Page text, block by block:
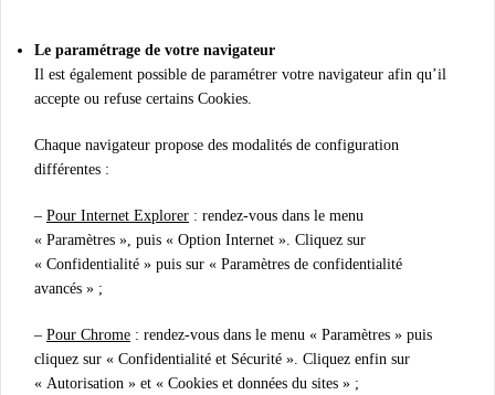
Le paramétrage de votre navigateur
Il est également possible de paramétrer votre navigateur afin qu’il
accepte ou refuse certains Cookies.
Chaque navigateur propose des modalités de configuration
différentes :
– Pour Internet Explorer : rendez-vous dans le menu
« Paramètres », puis « Option Internet ». Cliquez sur
« Confidentialité » puis sur « Paramètres de confidentialité
avancés » ;
– Pour Chrome : rendez-vous dans le menu « Paramètres » puis
cliquez sur « Confidentialité et Sécurité ». Cliquez enfin sur
« Autorisation » et « Cookies et données du sites » ;